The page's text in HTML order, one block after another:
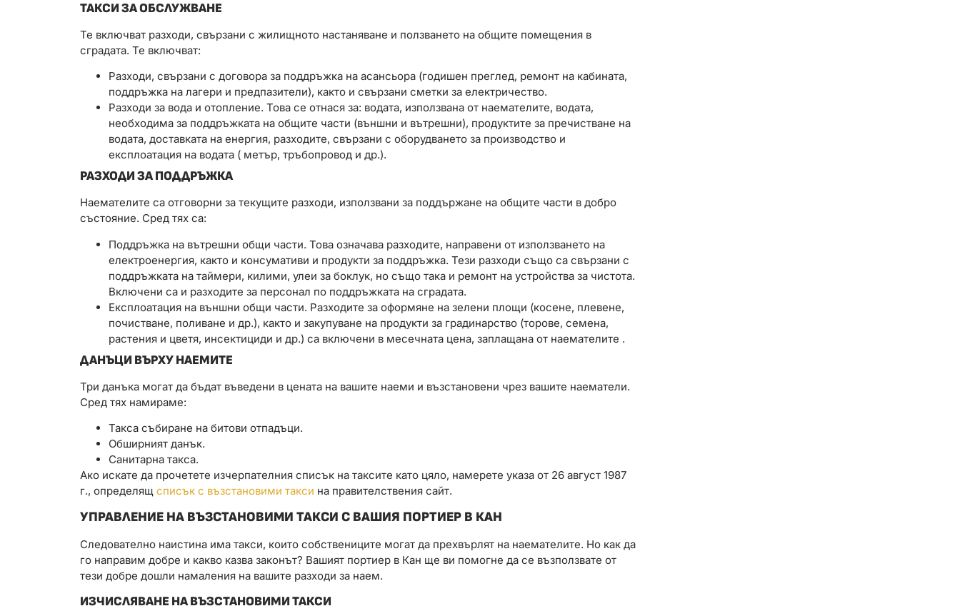
ТАКСИ ЗА ОБСЛУЖВАНЕ
Те включват разходи, свързани с жилищното настаняване и ползването на общите помещения в
сградата. Те включват:
Разходи, свързани с договора за поддръжка на асансьора (годишен преглед, ремонт на кабината,
поддръжка на лагери и предпазители), както и свързани сметки за електричество.
Разходи за вода и отопление. Това се отнася за: водата, използвана от наемателите, водата,
необходима за поддръжката на общите части (външни и вътрешни), продуктите за пречистване на
водата, доставката на енергия, разходите, свързани с оборудването за производство и
експлоатация на водата ( метър, тръбопровод и др.).
РАЗХОДИ ЗА ПОДДРЪЖКА
Наемателите са отговорни за текущите разходи, използвани за поддържане на общите части в добро
състояние. Сред тях са:
Поддръжка на вътрешни общи части. Това означава разходите, направени от използването на
електроенергия, както и консумативи и продукти за поддръжка. Тези разходи също са свързани с
поддръжката на таймери, килими, улеи за боклук, но също така и ремонт на устройства за чистота.
Включени са и разходите за персонал по поддръжката на сградата.
Експлоатация на външни общи части. Разходите за оформяне на зелени площи (косене, плевене,
почистване, поливане и др.), както и закупуване на продукти за градинарство (торове, семена,
растения и цветя, инсектициди и др.) са включени в месечната цена, заплащана от наемателите .
ДАНЪЦИ ВЪРХУ НАЕМИТЕ
Три данъка могат да бъдат въведени в цената на вашите наеми и възстановени чрез вашите наематели.
Сред тях намираме:
Такса събиране на битови отпадъци.
Обширният данък.
Санитарна такса.
Ако искате да прочетете изчерпателния списък на таксите като цяло, намерете указа от 26 август 1987
г., определящ списък с възстановими такси на правителствения сайт.
УПРАВЛЕНИЕ НА ВЪЗСТАНОВИМИ ТАКСИ С ВАШИЯ ПОРТИЕР В КАН
Следователно наистина има такси, които собствениците могат да прехвърлят на наемателите. Но как да
го направим добре и какво казва законът? Вашият портиер в Кан ще ви помогне да се възползвате от
тези добре дошли намаления на вашите разходи за наем.
ИЗЧИСЛЯВАНЕ НА ВЪЗСТАНОВИМИ ТАКСИ